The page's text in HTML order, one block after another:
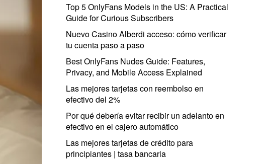
Top 5 OnlyFans Models in the US: A Practical
Guide for Curious Subscribers
Nuevo Casino Alberdi acceso: cómo verificar
tu cuenta paso a paso
Best OnlyFans Nudes Guide: Features,
Privacy, and Mobile Access Explained
Las mejores tarjetas con reembolso en
efectivo del 2%
Por qué debería evitar recibir un adelanto en
efectivo en el cajero automático
Las mejores tarjetas de crédito para
principiantes | tasa bancaria